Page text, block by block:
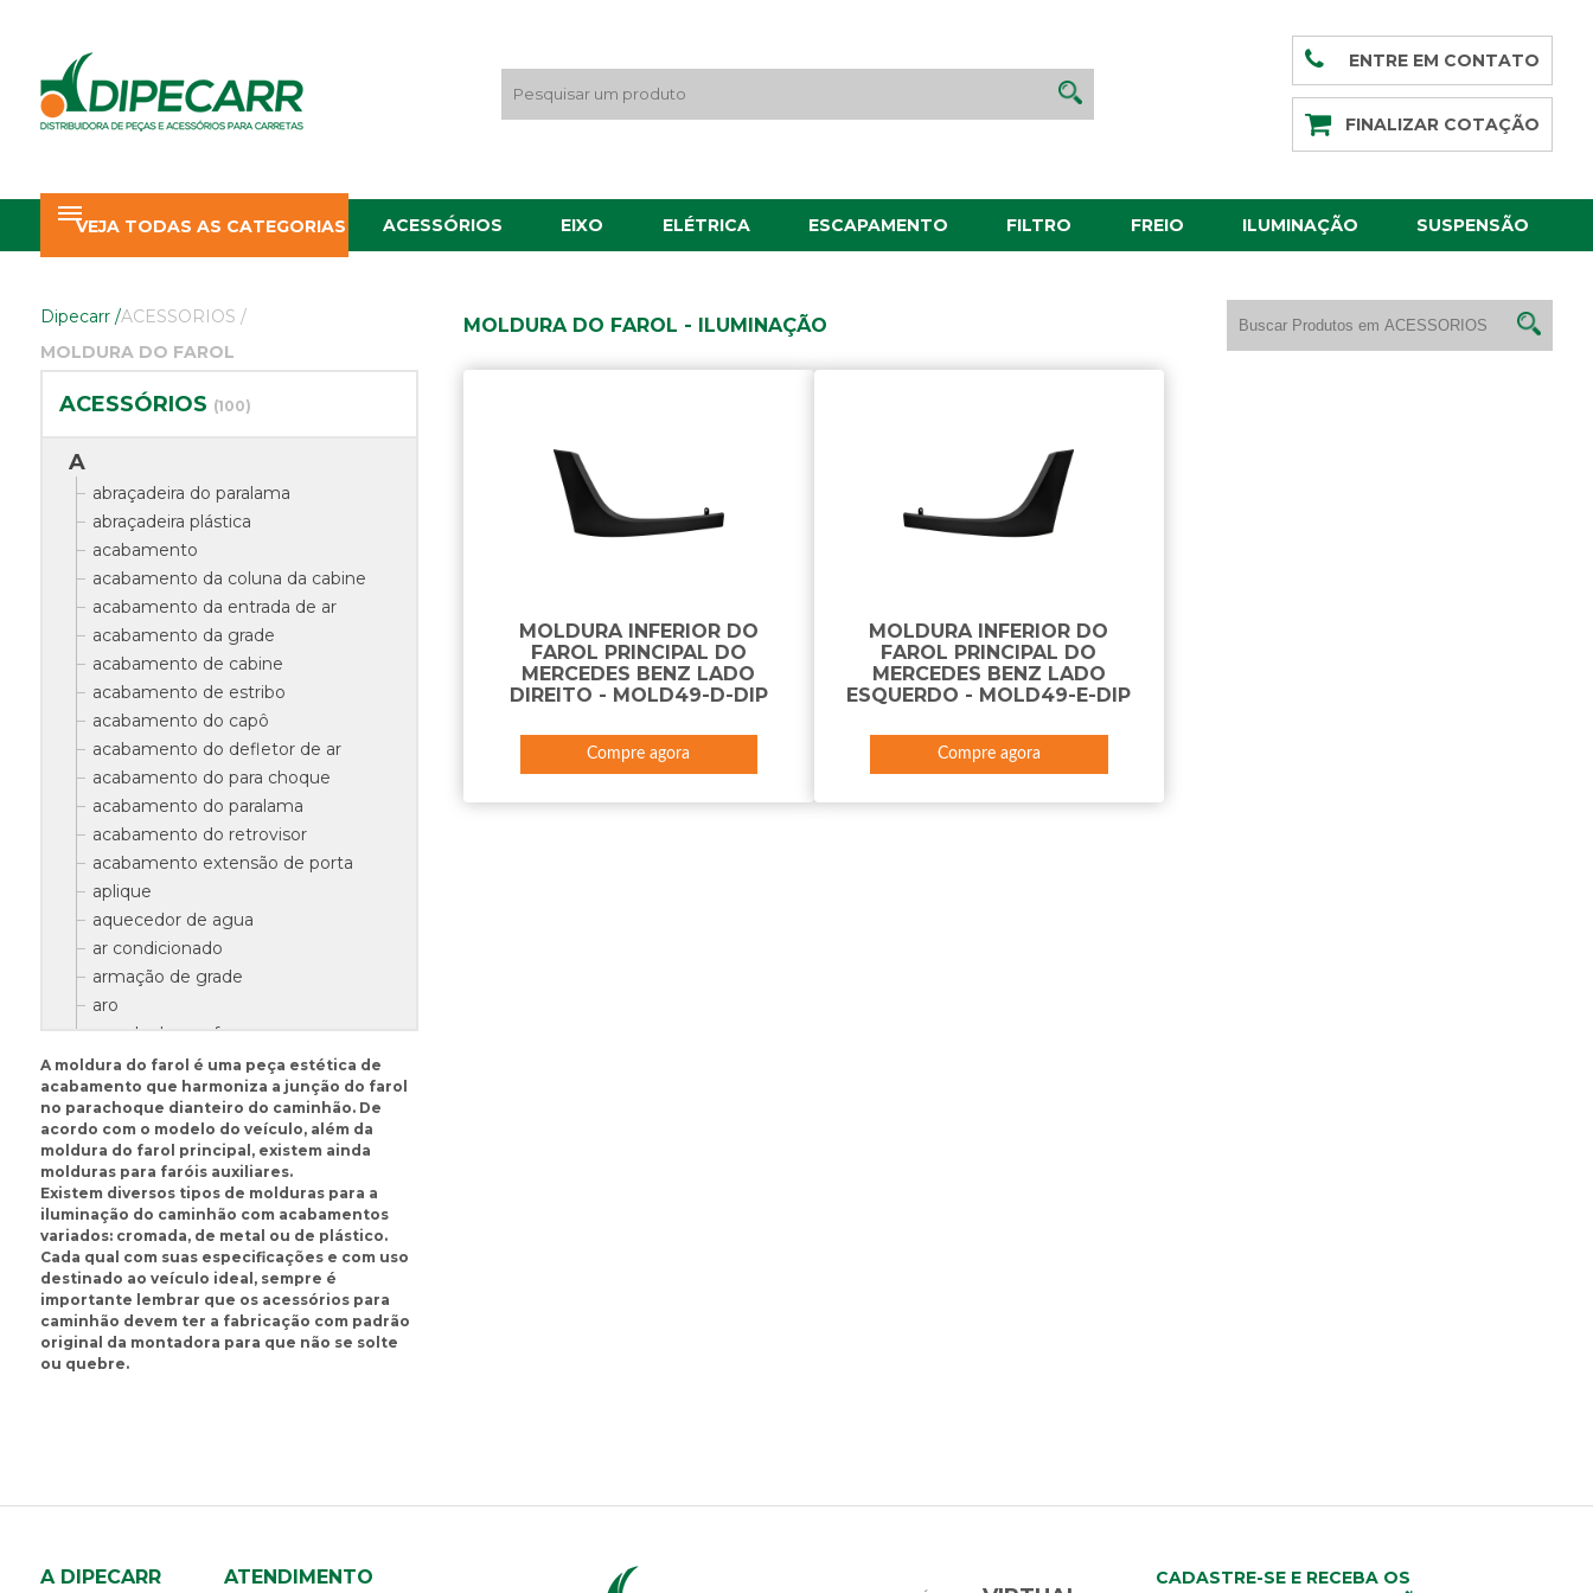
ENTRE EM CONTATO
FINALIZAR COTAÇÃO
VEJA TODAS AS CATEGORIAS ACESSÓRIOS EIXO ELÉTRICA ESCAPAMENTO FILTRO FREIO ILUMINAÇÃO SUSPENSÃO
Dipecarr /ACESSORIOS /
MOLDURA DO FAROL
ACESSÓRIOS (100)
A
abraçadeira do paralama
abraçadeira plástica
acabamento
acabamento da coluna da cabine
acabamento da entrada de ar
acabamento da grade
acabamento de cabine
acabamento de estribo
acabamento do capô
acabamento do defletor de ar
acabamento do para choque
acabamento do paralama
acabamento do retrovisor
acabamento extensão de porta
aplique
aquecedor de agua
ar condicionado
armação de grade
aro
arruela do parafuso
B
bandeja do retrovisor
base do suporte do paralama
batente da grade
bomba de cabine
borracha do tubo do suporte
paralama
botão da trava do volante
braço de retrovisor
braco retrovisor
C
caixa do estribo
A moldura do farol é uma peça estética de
acabamento que harmoniza a junção do farol
no parachoque dianteiro do caminhão. De
acordo com o modelo do veículo, além da
moldura do farol principal, existem ainda
molduras para faróis auxiliares.
Existem diversos tipos de molduras para a
iluminação do caminhão com acabamentos
variados: cromada, de metal ou de plástico.
Cada qual com suas especificações e com uso
destinado ao veículo ideal, sempre é
importante lembrar que os acessórios para
caminhão devem ter a fabricação com padrão
original da montadora para que não se solte
ou quebre.
MOLDURA DO FAROL - ILUMINAÇÃO
MOLDURA INFERIOR DO
FAROL PRINCIPAL DO
MERCEDES BENZ LADO
DIREITO - MOLD49-D-DIP
Compre agora
MOLDURA INFERIOR DO
FAROL PRINCIPAL DO
MERCEDES BENZ LADO
ESQUERDO - MOLD49-E-DIP
Compre agora
A DIPECARR ATENDIMENTO
CADASTRE-SE E RECEBA OS